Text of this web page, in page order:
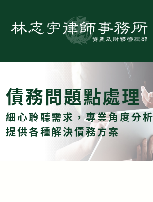
債務問題點處理
細心聆聽需求，專業角度分析
提供各種解決債務方案